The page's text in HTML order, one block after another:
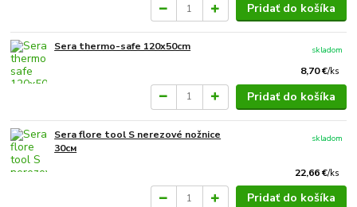
Pridať do košíka
Sera thermo-safe 120x50cm
8,70 €/ks
skladom
Pridať do košíka
Sera flore tool S nerezové nožnice
30см
22,66 €/ks
skladom
Pridať do košíka